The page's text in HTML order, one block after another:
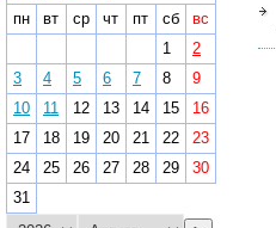
пн
вт ср чт пт сб
вс
1
2
3
4 5 6 7 8
9
10
11 12 13 14 15
16
17
18 19 20 21 22
23
24
25 26 27 28 29
30
31